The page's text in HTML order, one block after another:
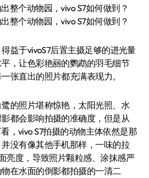
益于vivoS7后置主摄足够的进光量
，让色彩艳丽的鹦鹉的羽毛细节
张直出的照片都充满表现力。
的照片堪称惊艳，太阳光照、水
都会影响拍摄的准确度，但是从
，vivo S7拍摄的动物主体依然是那
没有像其他手机那样，一味的拉
亮度，导致照片颗粒感、涂抹感严
在水面的倒影都拍摄的一清二